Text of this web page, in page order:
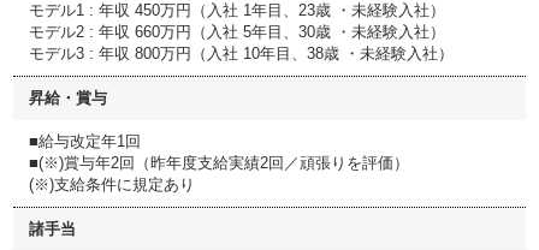
モデル1 : 年収 450万円（入社 1年目、23歳 ・未経験入社）
モデル2 : 年収 660万円（入社 5年目、30歳 ・未経験入社）
モデル3 : 年収 800万円（入社 10年目、38歳 ・未経験入社）
昇給・賞与
■給与改定年1回
■(※)賞与年2回（昨年度支給実績2回／頑張りを評価）
(※)支給条件に規定あり
諸手当